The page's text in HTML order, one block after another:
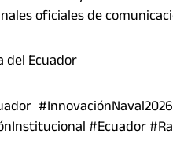
oficiales de
del Ecuador
#Ecuador